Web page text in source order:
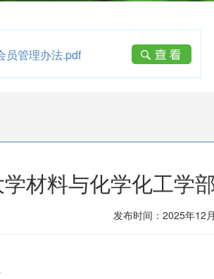
员管理办法.pdf
材料与化学化工学
发布时间：2025年12